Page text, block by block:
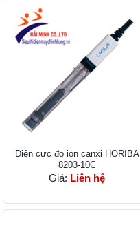
Điện cực đo ion canxi HORIBA
8203-10C
Giá: Liên hệ